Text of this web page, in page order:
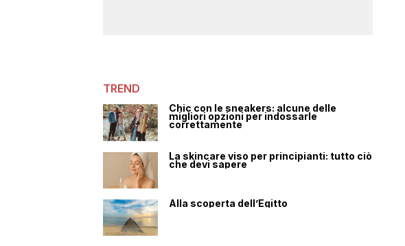
TREND
Chic con le sneakers: alcune delle
migliori opzioni per indossarle
correttamente
La skincare viso per principianti: tutto ciò
che devi sapere
Alla scoperta dell’Egitto